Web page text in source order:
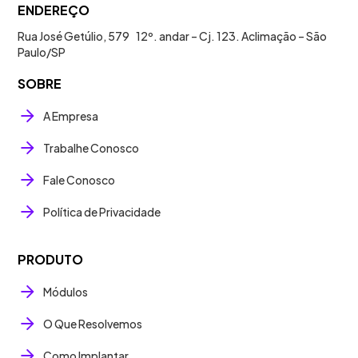
ENDEREÇO
Rua José Getúlio, 579 12º. andar – Cj. 123. Aclimação – São
Paulo/SP
SOBRE
A Empresa
Trabalhe Conosco
Fale Conosco
Política de Privacidade
PRODUTO
Módulos
O Que Resolvemos